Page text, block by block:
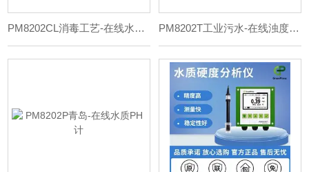
PM8202CL消毒工艺-在线水质余氯分析仪 PM8202T工业污水-在线浊度检测仪